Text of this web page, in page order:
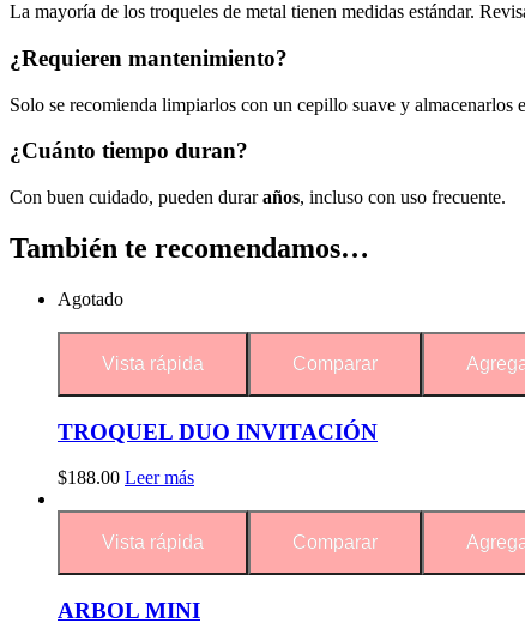
La mayoría de los troqueles de metal tienen medidas estándar.
¿Requieren mantenimiento?
Solo se recomienda limpiarlos con un cepillo suave y
¿Cuánto tiempo duran?
Con buen cuidado, pueden duraraños, incluso con uso frecuente.
También te recomendamos…
Agotado
Vista rápida Comparar
TROQUEL DUO INVITACIÓN
$188.00 Leer más
Vista rápida Comparar
ARBOL MINI